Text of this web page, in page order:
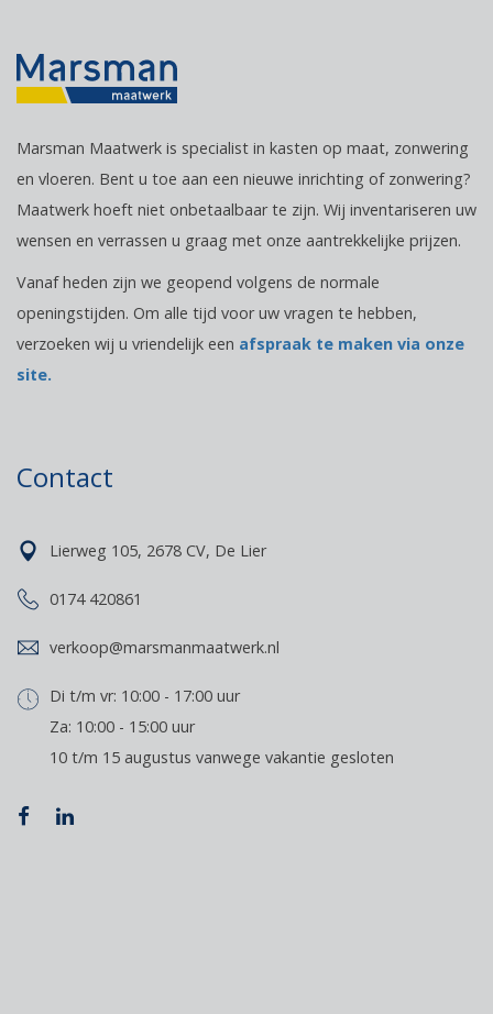
Marsman Maatwerk is specialist in kasten op maat, zonwering
en vloeren. Bent u toe aan een nieuwe inrichting of zonwering?
Maatwerk hoeft niet onbetaalbaar te zijn. Wij inventariseren uw
wensen en verrassen u graag met onze aantrekkelijke prijzen.
Vanaf heden zijn we geopend volgens de normale
openingstijden. Om alle tijd voor uw vragen te hebben,
verzoeken wij u vriendelijk een afspraak te maken via onze
site.
Contact
Lierweg 105, 2678 CV, De Lier
0174 420861
verkoop@marsmanmaatwerk.nl
Di t/m vr: 10:00 - 17:00 uur
Za: 10:00 - 15:00 uur
10 t/m 15 augustus vanwege vakantie gesloten